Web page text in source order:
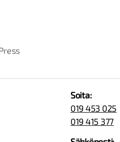
Soita:
019 453 025
019 415 377